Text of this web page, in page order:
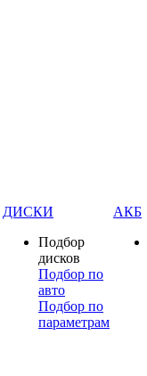
ДИСКИ
Подбор
дисков
Подбор по
авто
Подбор по
параметрам
АКБ